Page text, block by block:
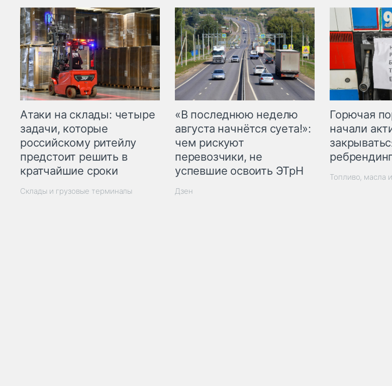
Атаки на склады: четыре
задачи, которые
российскому ритейлу
предстоит решить в
кратчайшие сроки
Склады и грузовые терминалы
«В последнюю неделю
августа начнётся суета!»:
чем рискуют
перевозчики, не
успевшие освоить ЭТрН
Дзен
Горючая
начали
ребрендинг
Топливо, масла